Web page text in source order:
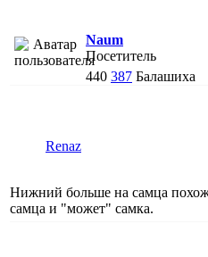
Naum
Посетитель
440 387 Балашиха
Renaz
Нижний больше на самца
самца и "может" самка.